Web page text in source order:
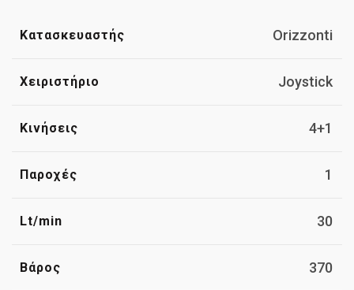
Κατασκευαστής Orizzonti
Χειριστήριο Joystick
Κινήσεις 4+1
Παροχές 1
Lt/min 30
Βάρος 370